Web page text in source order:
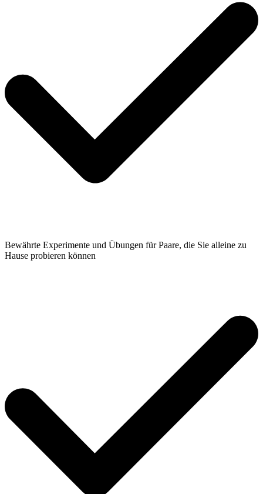
Bewährte Experimente und Übungen für Paare, die Sie alleine zu
Hause probieren können